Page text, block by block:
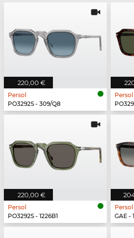
220,00 €
Persol
PO3292S - 309/Q8
Persol
220,00 €
Persol
PO3292S - 1226B1
Persol
GAE -